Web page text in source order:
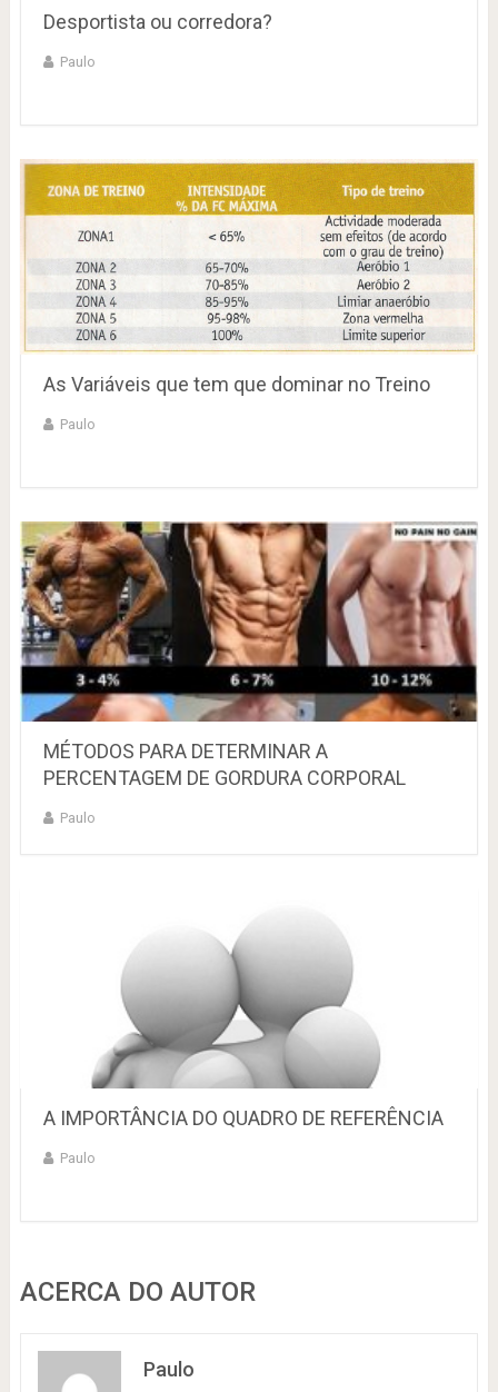
Desportista ou corredora?
Paulo
As Variáveis que tem que dominar no Treino
Paulo
MÉTODOS PARA DETERMINAR A
PERCENTAGEM DE GORDURA CORPORAL
Paulo
A IMPORTÂNCIA DO QUADRO DE REFERÊNCIA
Paulo
ACERCA DO AUTOR
Paulo